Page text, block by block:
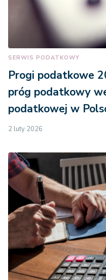
SERWIS PODATKOWY
Progi podatkowe
próg podatkowy
podatkowej w
2 luty 2026